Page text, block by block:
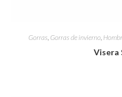
Gorras Gorras de invierno,
Visera